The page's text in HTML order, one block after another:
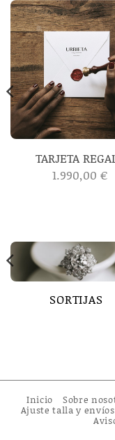
TARJETA
1.990,00 €
SORTIJAS
Inicio Sobre
Ajuste talla y envíos